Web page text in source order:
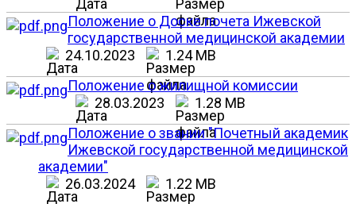
Положение о Доске почета Ижевской
государственной медицинской академии
24.10.2023
1.24 MB
Положение о жилищной комиссии
28.03.2023
1.28 MB
Положение о звании "Почетный академик
Ижевской государственной медицинской
академии"
26.03.2024
1.22 MB